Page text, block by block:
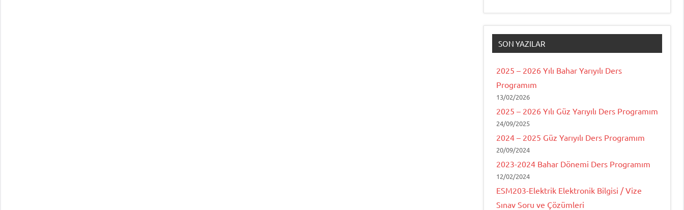
SON YAZILAR
2025 – 2026 Yılı Bahar Yarıyılı Ders
Programım
13/02/2026
2025 – 2026 Yılı Güz Yarıyılı Ders Programım
24/09/2025
2024 – 2025 Güz Yarıyılı Ders Programım
20/09/2024
2023-2024 Bahar Dönemi Ders Programım
12/02/2024
ESM203-Elektrik Elektronik Bilgisi / Vize
Sınav Soru ve Çözümleri